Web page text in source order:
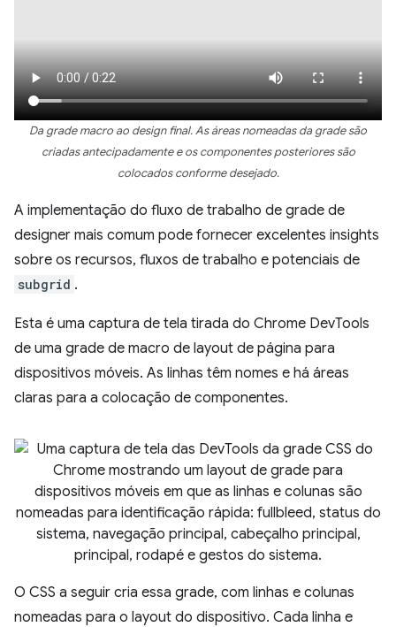
Da grade macro ao design final. As áreas nomeadas da grade são
criadas antecipadamente e os componentes posteriores são
colocados conforme desejado.
A implementação do fluxo de trabalho de grade de
designer mais comum pode fornecer excelentes insights
sobre os recursos, fluxos de trabalho e potenciais de
subgrid .
Esta é uma captura de tela tirada do Chrome DevTools
de uma grade de macro de layout de página para
dispositivos móveis. As linhas têm nomes e há áreas
claras para a colocação de componentes.
O CSS a seguir cria essa grade, com linhas e colunas
nomeadas para o layout do dispositivo. Cada linha e